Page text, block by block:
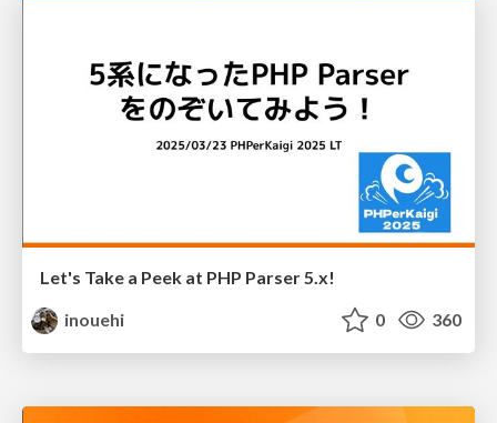
Let's Take a Peek at PHP Parser 5.x!
inouehi
0 360